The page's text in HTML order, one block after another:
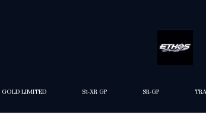
GOLD LIMITED S1-XR GP SR-GP